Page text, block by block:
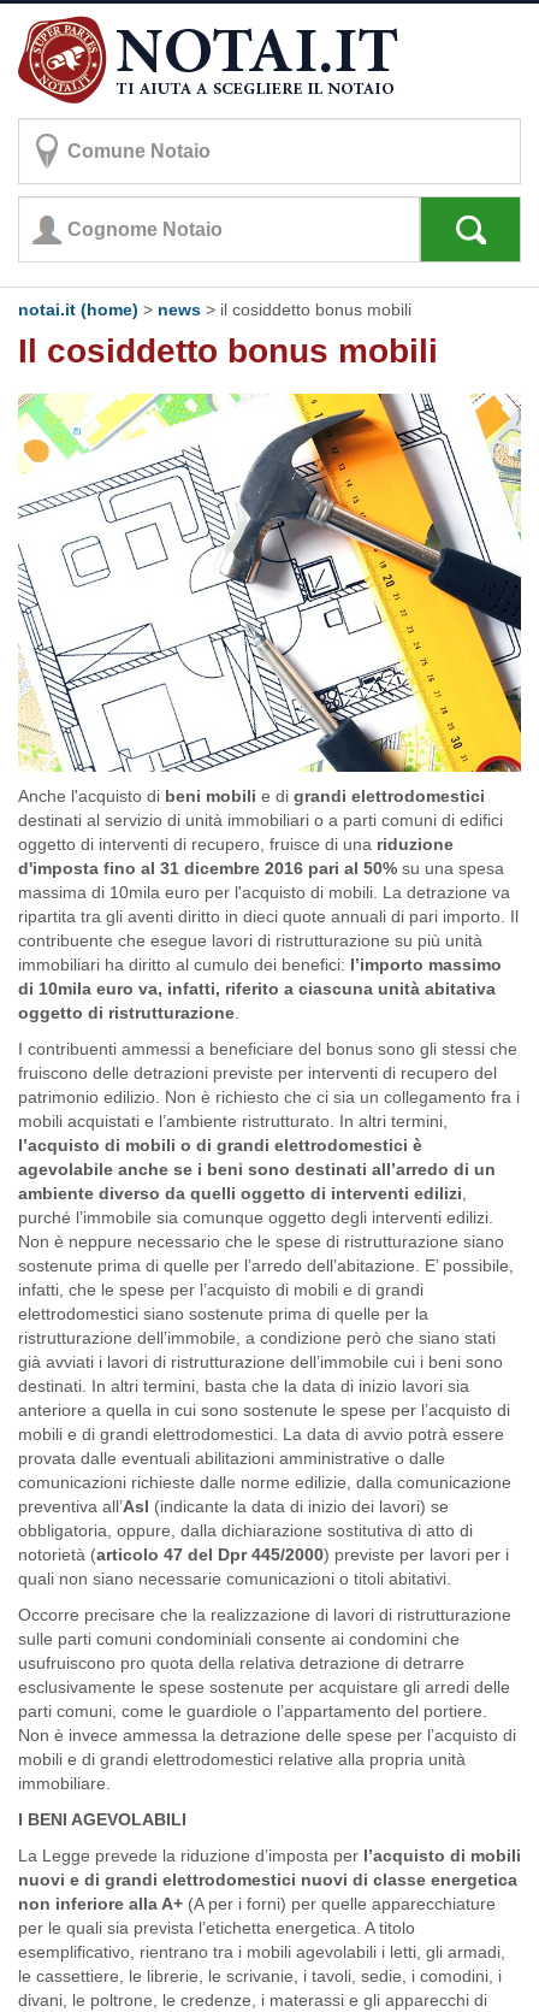
notai.it (home) > news > il cosiddetto bonus mobili
Il cosiddetto bonus mobili
Anche l'acquisto di beni mobili e di grandi elettrodomestici
destinati al servizio di unità immobiliari o a parti comuni di edifici
oggetto di interventi di recupero, fruisce di una riduzione
d'imposta fino al 31 dicembre 2016 pari al 50% su una spesa
massima di 10mila euro per l'acquisto di mobili. La detrazione va
ripartita tra gli aventi diritto in dieci quote annuali di pari importo. Il
contribuente che esegue lavori di ristrutturazione su più unità
immobiliari ha diritto al cumulo dei benefici: l’importo massimo
di 10mila euro va, infatti, riferito a ciascuna unità abitativa
oggetto di ristrutturazione
I contribuenti ammessi a beneficiare del bonus sono gli stessi che
fruiscono delle detrazioni previste per interventi di recupero del
patrimonio edilizio. Non è richiesto che ci sia un collegamento fra i
mobili acquistati e l’ambiente ristrutturato. In altri termini,
l’acquisto di mobili o di grandi elettrodomestici è
agevolabile anche se i beni sono destinati all’arredo di un
ambiente diverso da quelli oggetto di interventi edilizi
purché l’immobile sia comunque oggetto degli interventi edilizi.
Non è neppure necessario che le spese di ristrutturazione siano
sostenute prima di quelle per l’arredo dell’abitazione. E’ possibile,
infatti, che le spese per l’acquisto di mobili e di grandi
elettrodomestici siano sostenute prima di quelle per la
ristrutturazione dell’immobile, a condizione però che siano stati
già avviati i lavori di ristrutturazione dell’immobile cui i beni sono
destinati. In altri termini, basta che la data di inizio lavori sia
anteriore a quella in cui sono sostenute le spese per l’acquisto di
mobili e di grandi elettrodomestici. La data di avvio potrà essere
provata dalle eventuali abilitazioni amministrative o dalle
comunicazioni richieste dalle norme edilizie, dalla comunicazione
preventiva all’Asl (indicante la data di inizio dei lavori) se
obbligatoria, oppure, dalla dichiarazione sostitutiva di atto di
notorietà (articolo 47 del Dpr 445/2000) previste per lavori per i
quali non siano necessarie comunicazioni o titoli abitativi.
Occorre precisare che la realizzazione di lavori di ristrutturazione
sulle parti comuni condominiali consente ai condomini che
usufruiscono pro quota della relativa detrazione di detrarre
esclusivamente le spese sostenute per acquistare gli arredi delle
parti comuni, come le guardiole o l’appartamento del portiere.
Non è invece ammessa la detrazione delle spese per l’acquisto di
mobili e di grandi elettrodomestici relative alla propria unità
immobiliare.
I BENI AGEVOLABILI
La Legge prevede la riduzione d’imposta per l’acquisto di mobili
nuovi e di grandi elettrodomestici nuovi di classe energetica
non inferiore alla A+ (A per i forni) per quelle apparecchiature
per le quali sia prevista l’etichetta energetica. A titolo
esemplificativo, rientrano tra i mobili agevolabili i letti, gli armadi,
le cassettiere, le librerie, le scrivanie, i tavoli, sedie, i comodini, i
divani, le poltrone, le credenze, i materassi e gli apparecchi di